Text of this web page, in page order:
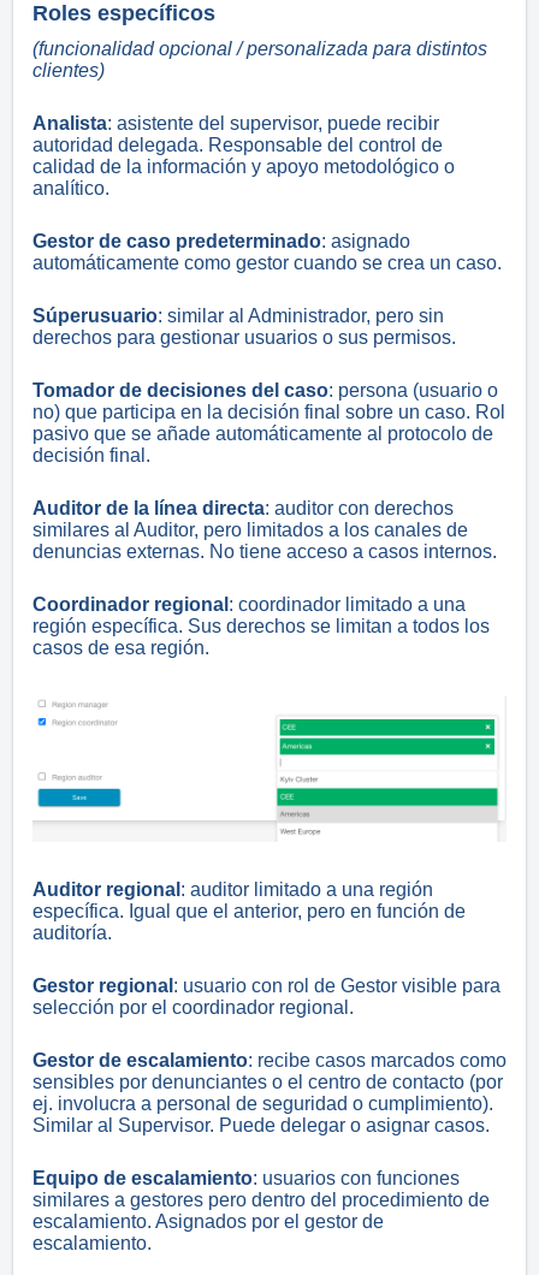
Roles específicos
(funcionalidad opcional / personalizada para distintos
clientes)
Analista: asistente del supervisor, puede recibir
autoridad delegada. Responsable del control de
calidad de la información y apoyo metodológico o
analítico.
Gestor de caso predeterminado: asignado
automáticamente como gestor cuando se crea un caso.
Súperusuario: similar al Administrador, pero sin
derechos para gestionar usuarios o sus permisos.
Tomador de decisiones del caso: persona (usuario o
no) que participa en la decisión final sobre un caso. Rol
pasivo que se añade automáticamente al protocolo de
decisión final.
Auditor de la línea directa: auditor con derechos
similares al Auditor, pero limitados a los canales de
denuncias externas. No tiene acceso a casos internos.
Coordinador regional : coordinador limitado a una
región específica. Sus derechos se limitan a todos los
casos de esa región.
Auditor regional : auditor limitado a una región
específica. Igual que el anterior, pero en función de
auditoría.
Gestor regional : usuario con rol de Gestor visible para
selección por el coordinador regional.
Gestor de escalamiento: recibe casos marcados como
sensibles por denunciantes o el centro de contacto (por
ej. involucra a personal de seguridad o cumplimiento).
Similar al Supervisor. Puede delegar o asignar casos.
Equipo de escalamiento: usuarios con funciones
similares a gestores pero dentro del procedimiento de
escalamiento. Asignados por el gestor de
escalamiento.